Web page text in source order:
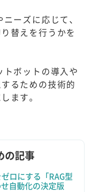
ーズに応じて、
替えを行うかを
ボットの導入や
るための技術的
ます。
の記事
ロにする「RAG型
自動化の決定版